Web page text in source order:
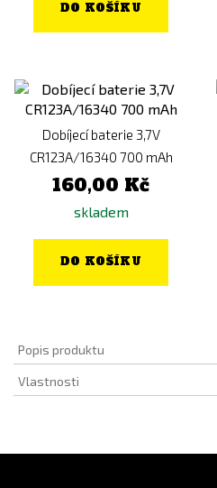
DO KOŠÍKU
Dobíjecí baterie 3,7V
CR123A/16340 700 mAh
160,00 Kč
skladem
DO KOŠÍKU
Popis produktu
Vlastnosti